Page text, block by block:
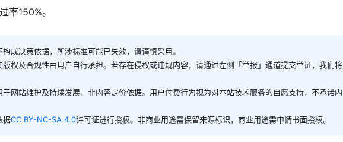
率150%。
成决策依据，所涉标准可能已失效，请谨慎采用。
权及合规性由用户自行承担。若存在侵权或违规内容，请通过左侧「举报」通道提交举证，我们将
网站维护及持续发展，非内容定价依据。用户付费行为视为对本站技术服务的自愿支持，不承诺内
据CC BY-NC-SA 4.0许可证进行授权。非商业用途需保留来源标识，商业用途需申请书面授权。